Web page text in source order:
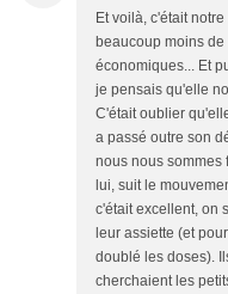
Et voilà, c'était
beaucoup moins
économiques... Et
je pensais qu'elle
C'était oublier
a passé outre son
nous nous sommes
lui, suit le
c'était excellent, on
leur assiette (et
doublé les doses).
cherchaient les